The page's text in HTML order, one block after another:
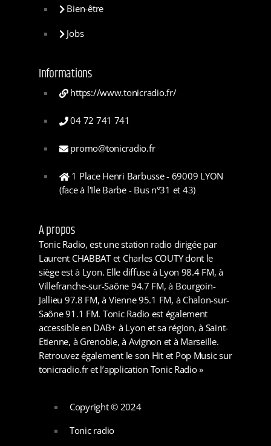
Bien-être
Jobs
Informations
https://www.tonicradio.fr/
04 72 741 741
promo@tonicradio.fr
1 Place Henri Barbusse - 69009 LYON
(face à l'Ile Barbe - Bus n°31 et 43)
A propos
Tonic Radio, est une station radio dirigée par
Laurent CHABBAT et Charles COUTY dont le
siège est à Lyon. Elle diffuse à Lyon 98.4 FM, à
Villefranche-sur-Saône 94.7 FM, à Bourgoin-
Jallieu 97.8 FM, à Vienne 95.1 FM, à Chalon-sur-
Saône 91.1 FM. Tonic Radio est également
accessible en DAB+ à Lyon et sa région, à Saint-
Etienne, à Grenoble, à Avignon et à Marseille.
Retrouvez également le son Hit et Pop Music sur
tonicradio.fr et l’application Tonic Radio »
Copyright © 2024
Tonic radio